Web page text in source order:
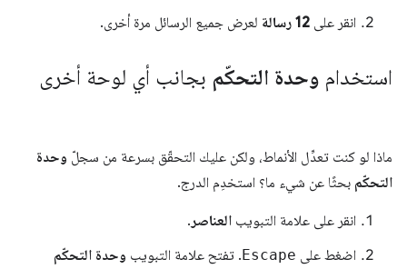
انقر على 12 رسالة لعرض جميع الرسائل مرة أخرى.
استخدام وحدة التحكّم بجانب أي لوحة أخرى
ماذا لو كنت تعدِّل الأنماط، ولكن عليك التحقّق بسرعة من سجلّ وحدة
التحكّم بحثًا عن شيء ما؟ استخدِم الدرج.
انقر على علامة التبويب العناصر .
اضغط على Escape. تفتح علامة التبويب وحدة التحكّم